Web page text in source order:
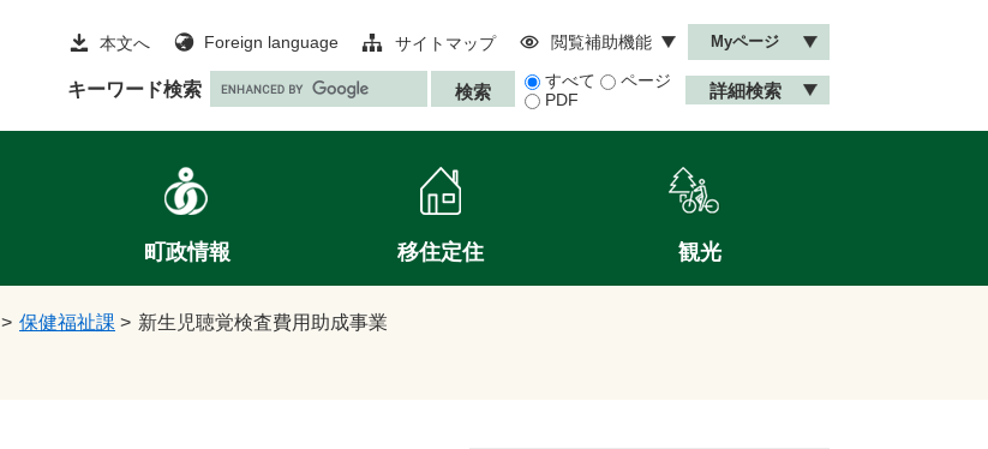
本文へ Foreign language サイトマップ 閲覧補助機能 Myページ
キーワード検索
o
l
カ
ス
タ
すべて
ページ
PDF
詳細検索
町政情報 移住定住 観光
> 保健福祉課 > 新生児聴覚検査費用助成事業